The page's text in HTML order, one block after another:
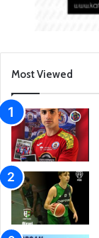
Most Viewed